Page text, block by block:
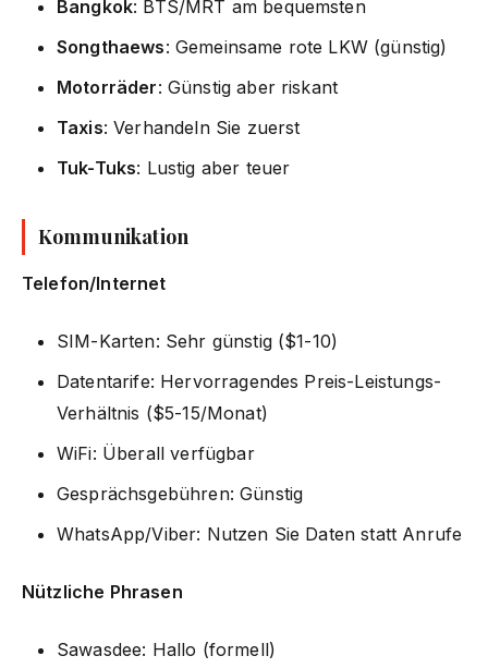
Bangkok: BTS/MRT am bequemsten
Songthaews: Gemeinsame rote LKW (günstig)
Motorräder: Günstig aber riskant
Taxis: Verhandeln Sie zuerst
Tuk-Tuks: Lustig aber teuer
Kommunikation
Telefon/Internet
SIM-Karten: Sehr günstig ($1-10)
Datentarife: Hervorragendes Preis-Leistungs-
Verhältnis ($5-15/Monat)
WiFi: Überall verfügbar
Gesprächsgebühren: Günstig
WhatsApp/Viber: Nutzen Sie Daten statt Anrufe
Nützliche Phrasen
Sawasdee: Hallo (formell)